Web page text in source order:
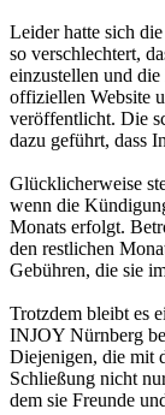
Leider hatte sich
so verschlechtert,
einzustellen und
offiziellen Website
veröffentlicht. Die
dazu geführt, dass
Glücklicherweise
wenn die
Monats erfolgt.
den restlichen
Gebühren, die sie
Trotzdem bleibt es
INJOY Nürnberg
Diejenigen, die mit
Schließung nicht
dem sie Freunde